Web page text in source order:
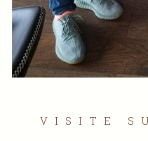
VISITE